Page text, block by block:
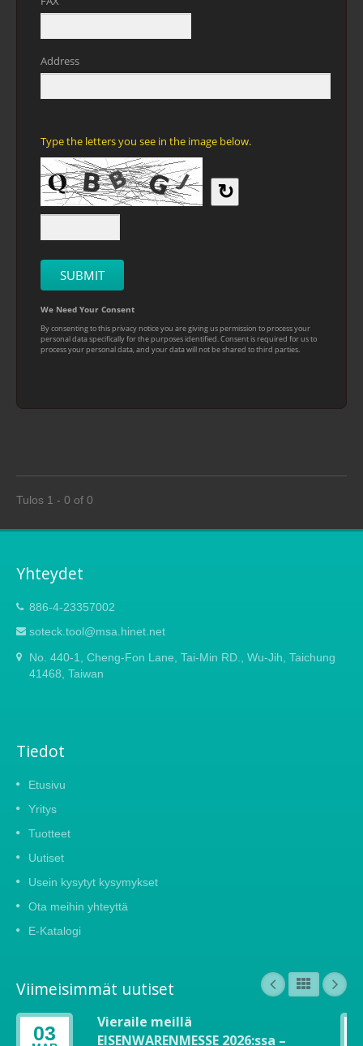
Tulos 1 - 0 of 0
Yhteydet
886-4-23357002
soteck.tool@msa.hinet.net
No. 440-1, Cheng-Fon Lane, Tai-Min RD., Wu-Jih, Taichung
41468, Taiwan
Tiedot
Etusivu
Yritys
Tuotteet
Uutiset
Usein kysytyt kysymykset
Ota meihin yhteyttä
E-Katalogi
Viimeisimmät uutiset
03
Vieraile meillä
EISENWARENMESSE 2026:ssa –